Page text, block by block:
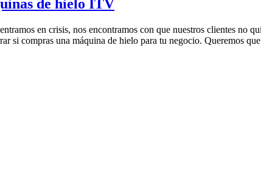
de hielo ITV
en crisis, nos encontramos con que nuestros clientes no
si compras una máquina de hielo para tu negocio. Queremos